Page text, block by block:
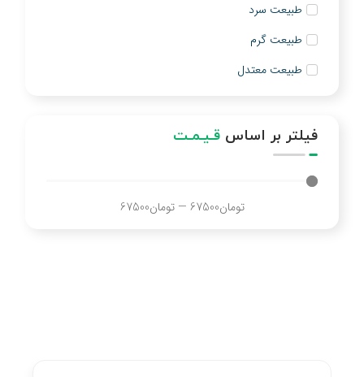
طبیعت سرد
طبیعت گرم
طبیعت معتدل
فیلتر بر اساس قـیـمـت
تومان67500
—تومان67500